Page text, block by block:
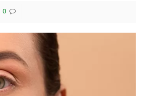
0